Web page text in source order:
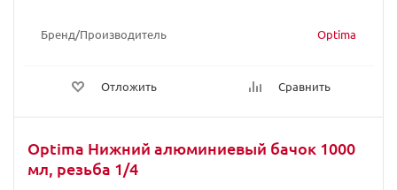
Бренд/Производитель Optima
Отложить Сравнить
Optima Нижний алюминиевый бачок 1000
мл, резьба 1/4